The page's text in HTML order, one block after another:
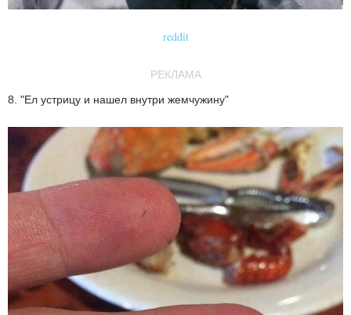
reddit
РЕКЛАМА
8. "Ел устрицу и нашел внутри жемчужину"